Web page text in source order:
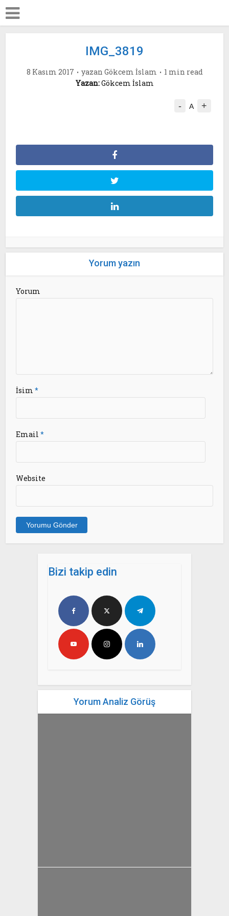
IMG_3819
8 Kasım 2017 yazan Gökcem İslam
1 min read
Yazan:Gökcem İslam
- A +
Yorum yazın
Yorum
İsim*
Email*
Website
Bizi takip edin
Yorum Analiz Görüş